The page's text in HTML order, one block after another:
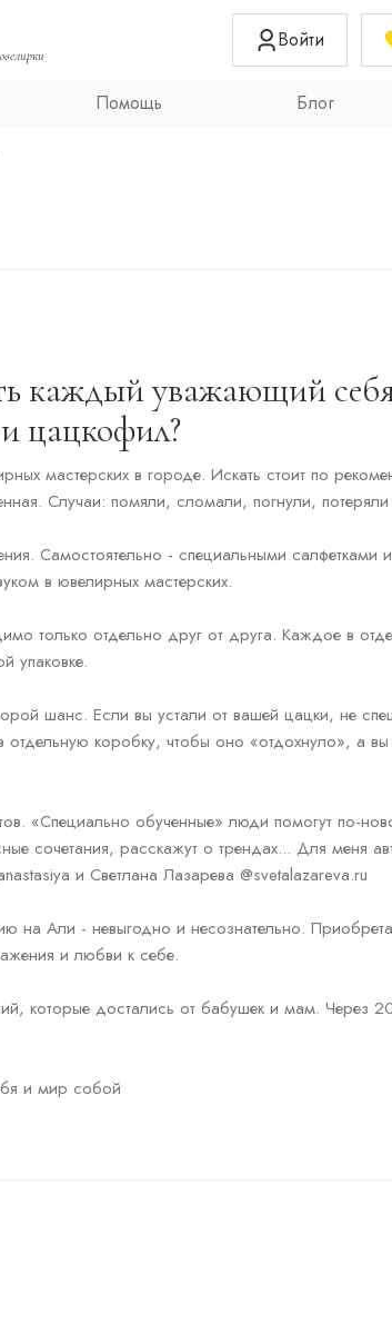
Войти
Помощь Блог
каждый уважающий
цацкофил?
мастерских в городе. Искать стоит по
Случаи: помяли, сломали, погнули,
Самостоятельно - специальными салфетками
в ювелирных мастерских.
только отдельно друг от друга. Каждое в
упаковке.
шанс. Если вы устали от вашей цацки, не
отдельную коробку, чтобы оно «отдохнуло», а
«Специально обученные» люди помогут по-
сочетания, расскажут о трендах... Для меня
и Светлана Лазарева @svetalazareva.ru
на Али - невыгодно и несознательно.
и любви к себе.
которые достались от бабушек и мам. Через
и мир собой